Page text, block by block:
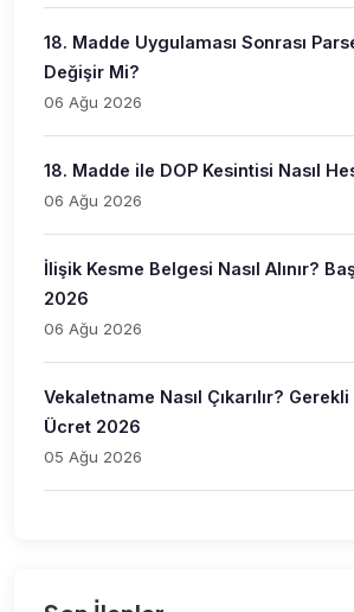
18. Madde Uygulaması Sonrası
Değişir Mi?
06 Ağu 2026
18. Madde ile DOP Kesintisi Nasıl
06 Ağu 2026
İlişik Kesme Belgesi Nasıl Alınır?
2026
06 Ağu 2026
Vekaletname Nasıl Çıkarılır?
Ücret 2026
05 Ağu 2026